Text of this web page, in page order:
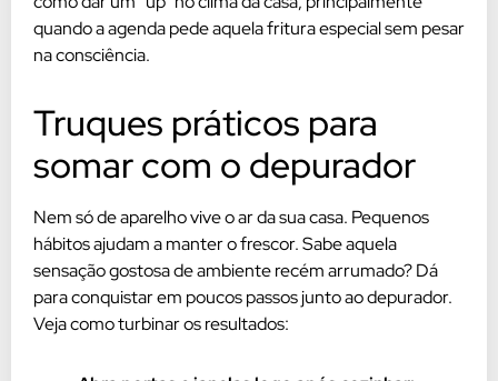
quando a agenda pede aquela fritura especial sem pesar
na consciência.
Truques práticos para
somar com o depurador
Nem só de aparelho vive o ar da sua casa. Pequenos
hábitos ajudam a manter o frescor. Sabe aquela
sensação gostosa de ambiente recém arrumado? Dá
para conquistar em poucos passos junto ao depurador.
Veja como turbinar os resultados: